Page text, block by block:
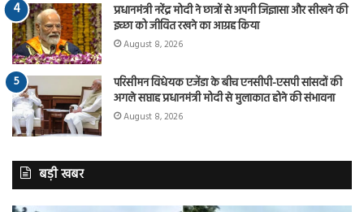
प्रधानमंत्री नरेंद्र मोदी ने छात्रों से अपनी जिज्ञासा और सीखने की
इच्छा को जीवित रखने का आग्रह किया
August 8, 2026
परिसीमन विधेयक एजेंडा के बीच एनसीपी-एसपी सांसदों की
अगले सप्ताह प्रधानमंत्री मोदी से मुलाकात होने की संभावना
August 8, 2026
बड़ी खबर